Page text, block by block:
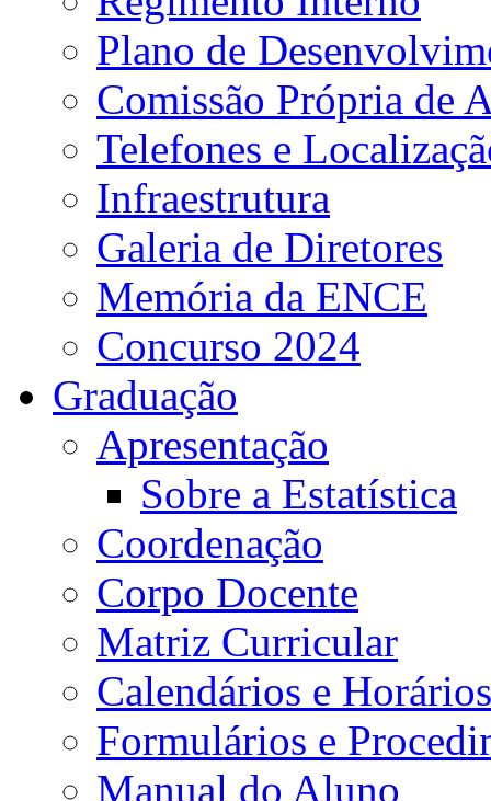
Plano de
Comissão Própria de
Telefones e
Infraestrutura
Galeria de Diretores
Memória da ENCE
Concurso 2024
Graduação
Apresentação
Sobre a Estatística
Coordenação
Corpo Docente
Matriz Curricular
Calendários e Horários
Formulários e
Manual do Aluno